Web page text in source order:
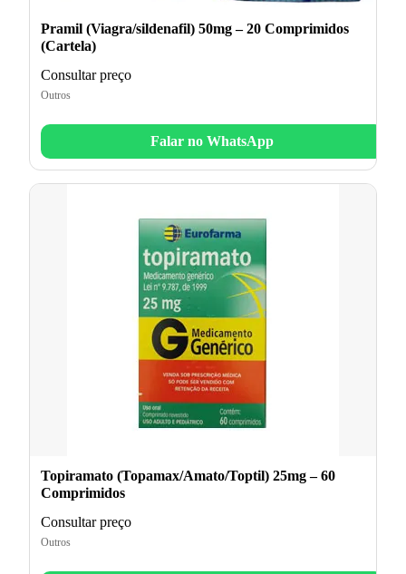
Pramil (Viagra/sildenafil) 50mg – 20 Comprimidos
(Cartela)
Consultar preço
Outros
Falar no WhatsApp
Topiramato (Topamax/Amato/Toptil) 25mg – 60
Comprimidos
Consultar preço
Outros